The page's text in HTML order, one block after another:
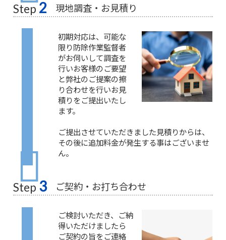
Step 2 現地調査・お見積り
初期対応は、可能な
限り防除作業監督者
がお伺いして調査を
行いお客様のご要望
と弊社のご提案の擦
り合わせを行いお見
積りをご提出いたし
ます。
ご提出させていただきました見積りからは、
その後に追加料金が発生する事はございませ
ん。
Step 3 ご契約・お打ち合わせ
ご検討いただき、ご納
得いただけましたら
ご契約の旨をご連絡